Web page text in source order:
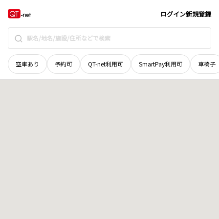
ログイン新規登録
空車あり 予約可 QT-net利用可 SmartPay利用可 車椅子
宮城県